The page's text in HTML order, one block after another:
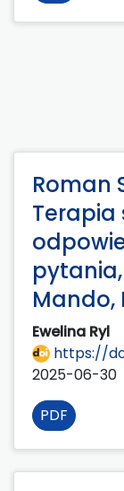
Roman
Terapia
Mando,
Ewelina Ryl
https://
2025-06-30
PDF